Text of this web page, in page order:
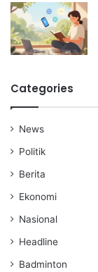
Categories
News
Politik
Berita
Ekonomi
Nasional
Headline
Badminton